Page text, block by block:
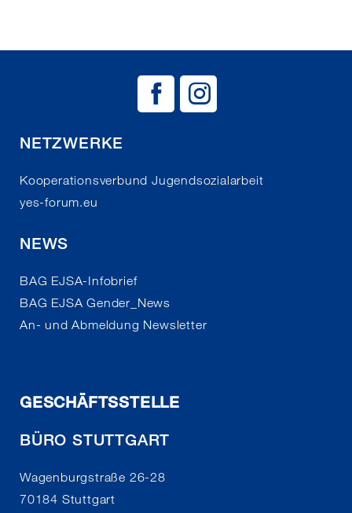
NETZWERKE
Kooperationsverbund Jugendsozialarbeit
yes-forum.eu
NEWS
BAG EJSA-Infobrief
BAG EJSA Gender_News
An- und Abmeldung Newsletter
BAG EJSA
GESCHÄFTSSTELLE
BÜRO STUTTGART
Wagenburgstraße 26-28
70184 Stuttgart